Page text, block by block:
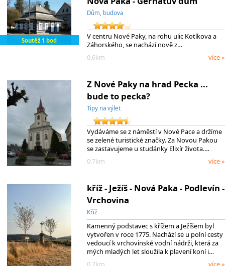
Soutěž 1 bod
Dům, budova
V centru Nové Paky, na rohu ulic Kotíkova a
Záhorského, se nachází nově z…
0.6km
více »
Z Nové Paky na hrad Pecka ...
bude to pecka?
Tipy na výlet
Vydáváme se z náměstí v Nové Pace a držíme
se zelené turistické značky. Za Novou Pakou
se zastavujeme u studánky Elixír života.…
0.7km
více »
kříž - Ježíš - Nová Paka - Podlevín -
Vrchovina
Kříž
Kamenný podstavec s křížem a Ježíšem byl
vytvořen v roce 1775. Nachází se u polní cesty
vedoucí k vrchovinské vodní nádrži, která za
mých mladých let sloužila k plavení koní i…
0.7km
více »